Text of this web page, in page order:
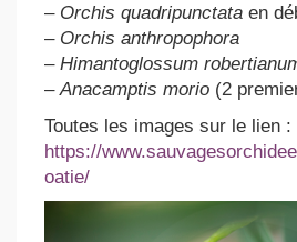
– Orchis quadripunctata en
– Orchis anthropophora
– Himantoglossum
–Anacamptis morio (2
Toutes les images sur le lien :
https://
oatie/